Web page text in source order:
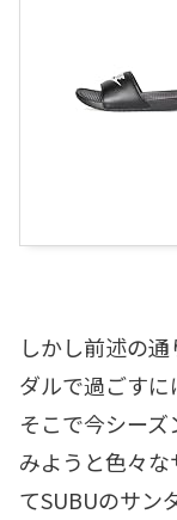
しかし前述の
ダルで過ごすに
そこで今シー
みようと色々
てSUBUのサン